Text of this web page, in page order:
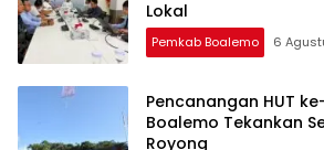
Lokal
Pemkab Boalemo 6
Pencanangan HUT
Boalemo Tekankan
Royong